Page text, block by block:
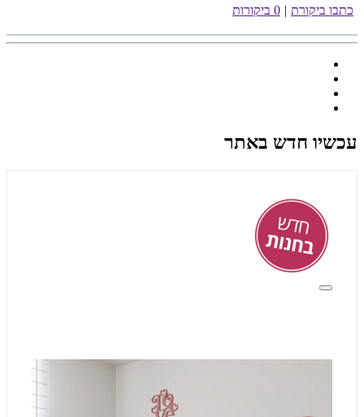
כתבו ביקורת 0 ביקורות
עכשיו חדש באתר